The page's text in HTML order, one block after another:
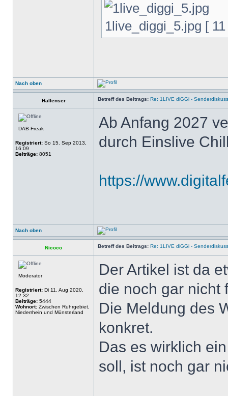
1live_diggi_5.jpg [
Nach oben
Hallenser Betreff des Beitrags: Re: 1LIVE diGGi -
DAB-Freak
Registriert: So 15. Sep 2013,
16:09
Beiträge: 8051
Ab Anfang 2027
durch Einslive
https://
Nach oben
Nicoco Betreff des Beitrags: Re: 1LIVE diGGi -
Moderator
Registriert: Di 11. Aug 2020,
12:32
Beiträge: 5444
Wohnort: Zwischen Ruhrgebiet,
Niederrhein und Münsterland
Der Artikel ist da
die noch gar nicht
Die Meldung des
konkret.
Das es wirklich
soll, ist noch gar